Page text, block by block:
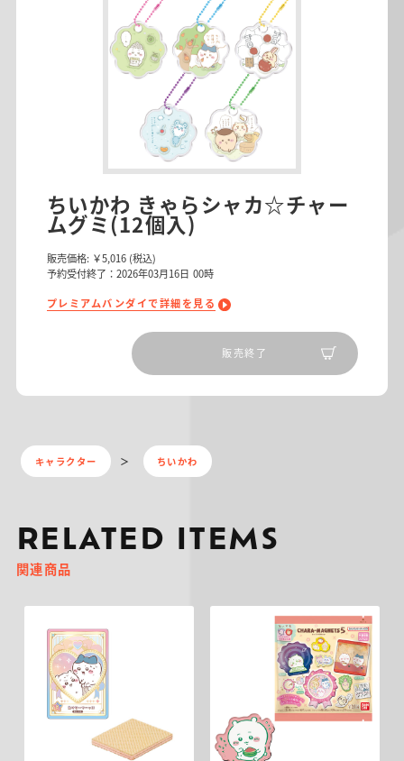
ちいかわ きゃらシャカ☆チャー
ムグミ(12個入)
販売価格: ￥5,016 (税込)
予約受付終了：2026年03月16日 00時
プレミアムバンダイで詳細を見る
販売終了
キャラクター ちいかわ
RELATED ITEMS
関連商品